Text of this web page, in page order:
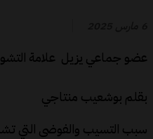
عضو جماعي يزيل علامة
بقلم بوشعيب منتاجي
سبب التسيب والفوضى التي